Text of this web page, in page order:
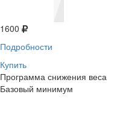
1600
Подробности
Купить
Программа снижения веса
Базовый минимум